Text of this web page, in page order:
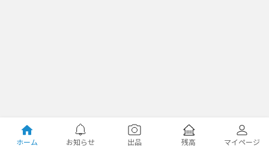
ホーム お知らせ 出品 残高 マイページ